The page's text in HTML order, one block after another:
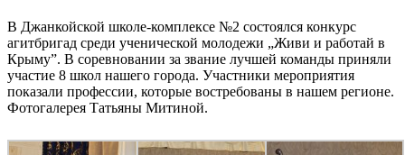
В Джанкойской школе-комплексе №2 состоялся конкурс
агитбригад среди ученической молодежи „Живи и работай в
Крыму”. В соревновании за звание лучшей команды приняли
участие 8 школ нашего города. Участники мероприятия
показали профессии, которые востребованы в нашем регионе.
Фотогалерея Татьяны Митиной.